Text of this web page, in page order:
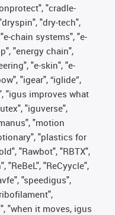
"cradle-
"dry-tech",
chain systems", "e-
"energy chain",
"e-skin", "e-
"igear", “iglide”,
"igus improves what
"iguverse",
"motion
"plastics for
"Rawbot", "RBTX",
"ReBeL", "ReCyycle",
"speedigus",
"when it moves, igus